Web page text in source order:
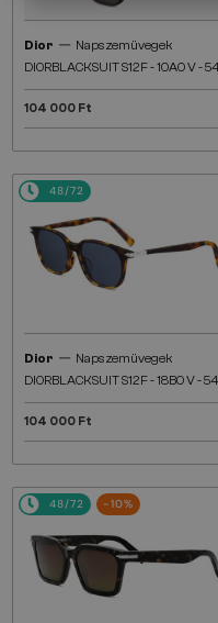
Dior — Napszemüvegek
DIORBLACKSUIT S12F - 10A0 V - 54
104 000 Ft
48/72
Dior — Napszemüvegek
DIORBLACKSUIT S12F - 18B0 V - 54
104 000 Ft
48/72 -10%